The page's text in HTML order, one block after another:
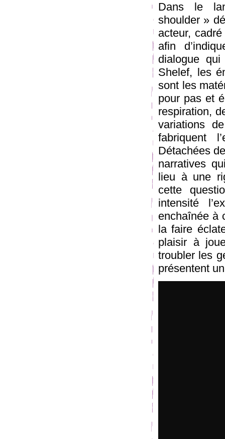
Dans le
shoulder »
acteur,
afin
dialogue qui
Shelef, les
sont les
pour pas et
respiration,
variations
fabriquent
Détachées
narratives
lieu à une
cette
intensité
enchaînée à
la faire
plaisir à
troubler les
présentent